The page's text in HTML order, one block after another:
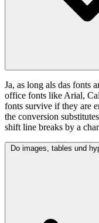
Ja, as long als das fonts
office fonts like Arial,
fonts survive if they are
the conversion
shift line breaks by a
Do images, tables und